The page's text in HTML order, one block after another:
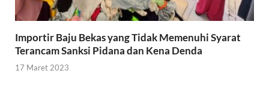
Importir Baju Bekas yang Tidak Memenuhi Syarat
Terancam Sanksi Pidana dan Kena Denda
17 Maret 2023